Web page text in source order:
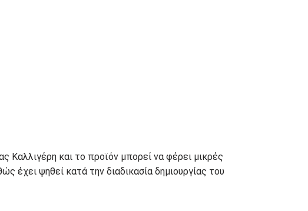
Καλλιγέρη και το προϊόν μπορεί να φέρει μικρές
έχει ψηθεί κατά την διαδικασία δημιουργίας του